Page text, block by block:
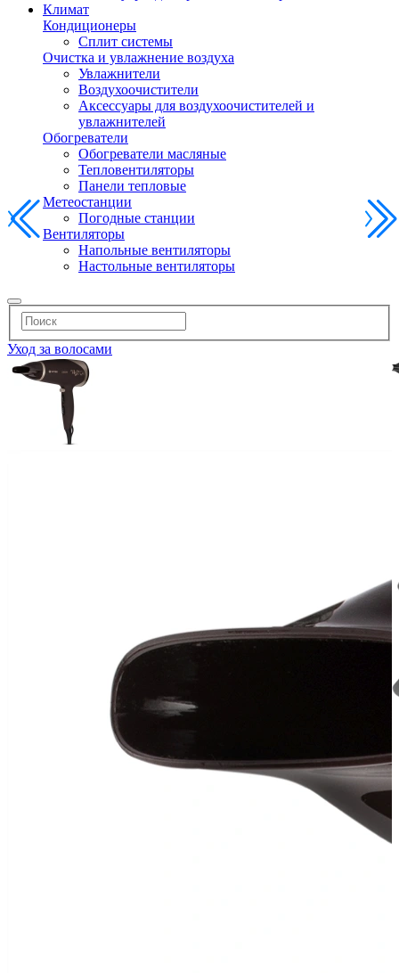
Климат
Кондиционеры
Сплит системы
Очистка и увлажнение воздуха
Увлажнители
Воздухоочистители
Аксессуары для воздухоочистителей и
увлажнителей
Обогреватели
Обогреватели масляные
Тепловентиляторы
Панели тепловые
Метеостанции
Погодные станции
Вентиляторы
Напольные вентиляторы
Настольные вентиляторы
Уход за волосами